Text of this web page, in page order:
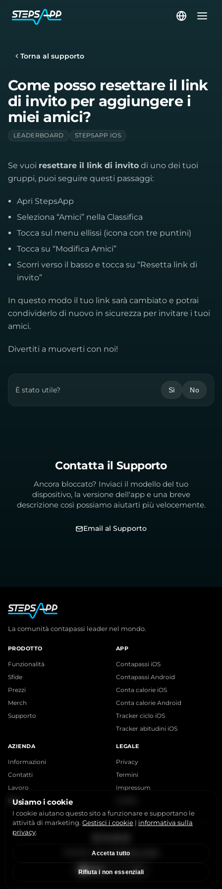
Torna al supporto
Come posso resettare il link
di invito per aggiungere i
miei amici?
LEADERBOARD STEPSAPP IOS
Se vuoi resettare il link di invito di uno dei tuoi
gruppi, puoi seguire questi passaggi:
Apri StepsApp
Seleziona “Amici” nella Classifica
Tocca sul menu ellissi (icona con tre puntini)
Tocca su “Modifica Amici”
Scorri verso il basso e tocca su “Resetta link di
invito”
In questo modo il tuo link sarà cambiato e potrai
condividerlo di nuovo in sicurezza per invitare i tuoi
amici.
Divertiti a muoverti con noi!
È stato utile? Sì No
Contatta il Supporto
Ancora bloccato? Inviaci il modello del tuo
dispositivo, la versione dell'app e una breve
descrizione così possiamo aiutarti più velocemente.
Email al Supporto
La comunità contapassi leader nel mondo.
PRODOTTO
Funzionalità
Sfide
Prezzi
Merch
Supporto
APP
Contapassi iOS
Contapassi Android
Conta calorie iOS
Conta calorie Android
Tracker ciclo iOS
Tracker abitudini iOS
AZIENDA
Informazioni
Contatti
Lavoro
Blog
LEGALE
Privacy
Termini
Impressum
StepsApp © 2015-2026Gestisci cookie
Usiamo i cookie
I cookie aiutano questo sito a funzionare e supportano le
attività di marketing. Gestisci i cookie | informativa sulla
privacy.
Accetta tutto
Rifiuta i non essenziali